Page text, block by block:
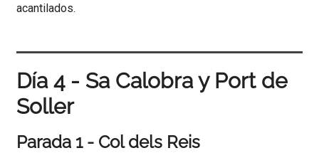
acantilados.
Día 4 - Sa Calobra y Port de
Soller
Parada 1 - Col dels Reis